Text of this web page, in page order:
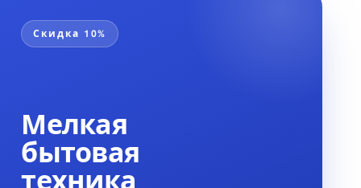
Скидка 10%
Мелкая
бытовая
техника